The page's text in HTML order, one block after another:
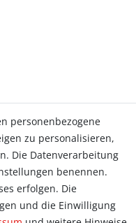
Allgemein
Kontakt
Datenschutzerklärung
AGB
Impressum
personenbezogene
zu personalisieren,
Die Datenverarbeitung
benennen.
erfolgen. Die
und die Einwilligung